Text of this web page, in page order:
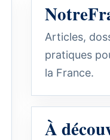
Articles,
pratiques
la France.
À